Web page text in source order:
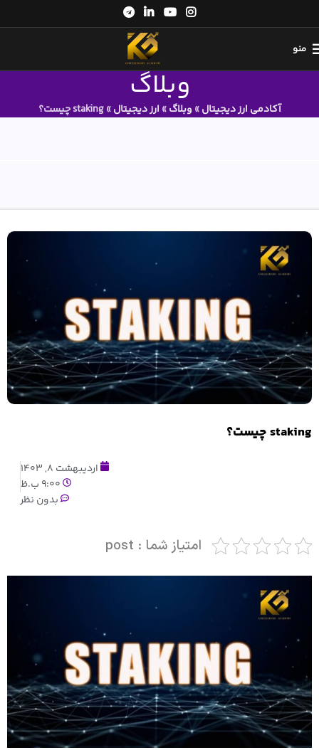
منو
وبلاگ
آکادمی ارز دیجیتال» وبلاگ» ارز دیجیتال»staking چیست؟
staking چیست؟
اردیبهشت 8, 1403
9:00 ب.ظ
بدون نظر
امتیاز شما : post